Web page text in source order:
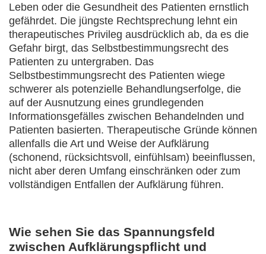
Leben oder die Gesundheit des Patienten ernstlich
gefährdet. Die jüngste Rechtsprechung lehnt ein
therapeutisches Privileg ausdrücklich ab, da es die
Gefahr birgt, das Selbstbestimmungsrecht des
Patienten zu untergraben. Das
Selbstbestimmungsrecht des Patienten wiege
schwerer als potenzielle Behandlungserfolge, die
auf der Ausnutzung eines grundlegenden
Informationsgefälles zwischen Behandelnden und
Patienten basierten. Therapeutische Gründe können
allenfalls die Art und Weise der Aufklärung
(schonend, rücksichtsvoll, einfühlsam) beeinflussen,
nicht aber deren Umfang einschränken oder zum
vollständigen Entfallen der Aufklärung führen.
Wie sehen Sie das Spannungsfeld
zwischen Aufklärungspflicht und